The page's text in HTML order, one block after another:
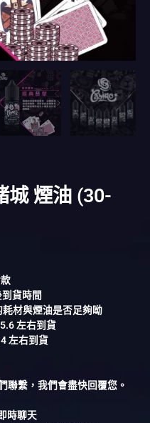
城 煙油 (30-
貨時間
材與煙油是否足夠呦
左右到貨
左右到貨
聯繫，我們會盡快回覆您。
時聊天